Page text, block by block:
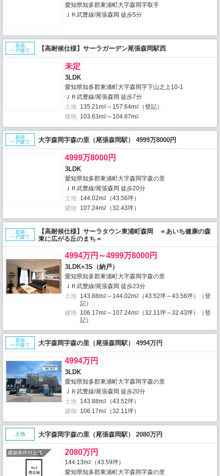
愛知県知多郡東浦町大字森岡字取手
ＪＲ武豊線/尾張森岡 徒歩5分
新築
一戸建て
【高耐候仕様】サーラガーデン尾張森岡駅西
未定
3LDK
愛知県知多郡東浦町大字森岡字下山之上10-1
ＪＲ武豊線/尾張森岡 徒歩7分
土地 135.21m2 ～157.64m2
（登記）
建物
103.63m2 ～104.87m2
新築
一戸建て
大字森岡字森の里（尾張森岡駅） 4999万8000円
4999万8000円
3LDK
愛知県知多郡東浦町大字森岡字森の里
ＪＲ武豊線/尾張森岡 徒歩20分
土地 144.02m2
（43.56坪）
建物
107.24m2 （32.43坪）
新築
一戸建て
【高耐候仕様】サーラタウン東浦町森岡 ＝あいち健康の森
東に広がる丘のまち＝
4994万円～4999万8000円
3LDK+3S（納戸）
愛知県知多郡東浦町大字森岡字森の里
ＪＲ武豊線/尾張森岡 徒歩23分
土地 143.88m2 ～144.02m2
（43.52坪～43.56坪）（登
記）
建物
106.17m2 ～107.24m2
（32.11坪～32.43坪）（登
記）
新築
一戸建て
大字森岡字森の里（尾張森岡駅） 4994万円
4994万円
3LDK
愛知県知多郡東浦町大字森岡字森の里
ＪＲ武豊線/尾張森岡 徒歩20分
土地 143.88m2
（43.52坪）
建物
106.17m2 （32.11坪）
土地 大字森岡字森の里（尾張森岡駅） 2080万円
建築条件付土地 2080万円
144.13m2
（43.59坪）
愛知県知多郡東浦町大字森岡字森の里